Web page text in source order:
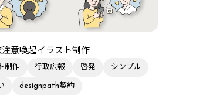
意喚起イラスト制作
制作 行政広報 啓発 シンプル
designpath契約